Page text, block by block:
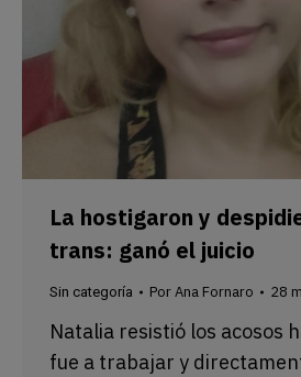
La hostigaron y
trans: ganó el juicio
Sin categoría PorAna Fornaro 28
Natalia resistió los acosos
fue a trabajar y